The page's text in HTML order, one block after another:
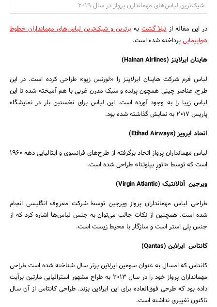
شیک‌ترین لباس‌های مهماندارن پرواز در سال 2019
در این مقاله ازنیلا گشتبهبرترین و شیک‌ترین لباس‌های مهمانداران خطوط
هواپیماییپرداخته شده است.
هاینان ایرلاینز (
Hainan Airlines
)
لباس فرم شرکت هاینان ایرلاینز را «لورنس زیو» طراحی کرده است. در این
طرح، عناصر چینی همچون پرنده و سبک مدرن غربی با هم آمیخته شده تا این
لباس زیبا را به وجود آورده است. این لباس برای نخستین بار در نمایشگاه
پاریس 2017 به نمایش گذاشته شده بود.
اتحاد ایرویز(
Etihad Airways
)
لباس مهمانداران پرواز اتحاد برگرفته از طرح‌های فرانسوی و ایتالیایی دهه ۱۹۶۰
است که توسط «اتورِ بیلوتتا» طراحی شده است.
ویرجین آتالانتیک (Virgin Atlantic)
طراحی لباس مهمانداران پرواز ویرجین توسط شرکت معروف انگلیسی انجام
شده است. همچنین از نکات جالب می‌توان به جنس لباس‌ها اشاره کرد که از
جنس پلی استر است و سازگار با محیط زیست است.
کانتاس ایرلاین (Qantas)
کانتاس که امسال به عنوان سومین ایرلاین برتر سال شناخته شده است طراحی
مهمانداران پرواز خود را در سال 2013 به طراح مشهور استرالیایی مارتین برآیت
داده بود که طرحی فوق‌العاده برای این ایرلاین بزند. طراحی کانتاس از آن سال
تاکنون تغییری نداشته است.